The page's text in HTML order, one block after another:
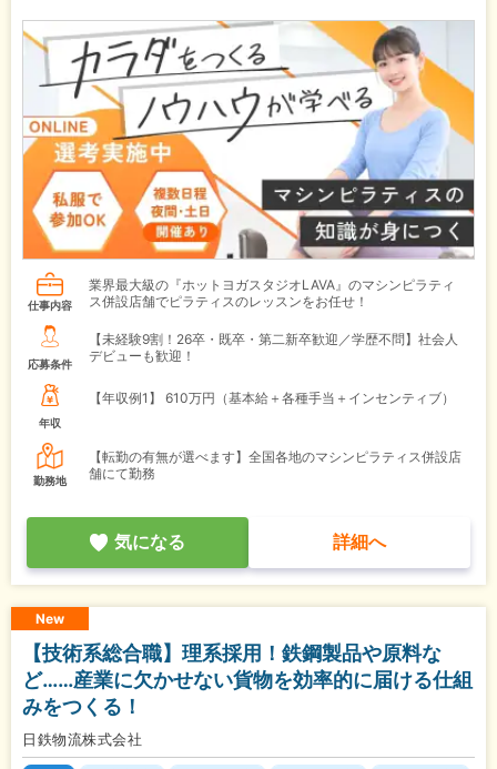
仕事内容
業界最大級の『ホットヨガスタジオLAVA』のマシンピラティ
ス併設店舗でピラティスのレッスンをお任せ！
応募条件
【未経験9割！26卒・既卒・第二新卒歓迎／学歴不問】社会人
デビューも歓迎！
年収
【年収例1】 610万円（基本給＋各種手当＋インセンティブ）
勤務地
【転勤の有無が選べます】全国各地のマシンピラティス併設店
舗にて勤務
気になる 詳細へ
New
【技術系総合職】理系採用！鉄鋼製品や原料な
ど……産業に欠かせない貨物を効率的に届ける仕組
みをつくる！
日鉄物流株式会社